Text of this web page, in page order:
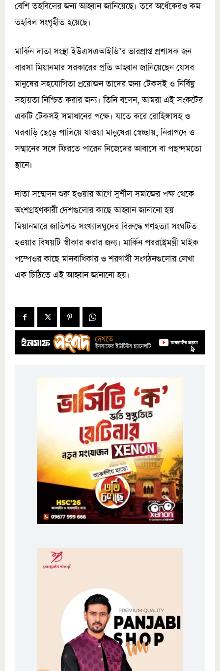
বেশি তহবিলের জন্য আহ্বান জানিয়েছে। তবে অর্ধেকেরও কম
তহবিল সংগৃহীত হয়েছে।
মার্কিন দাতা সংস্থা ইউএসএআইডি’র ভারপ্রাপ্ত প্রশাসক জন
বারসা মিয়ানমার সরকারের প্রতি আহ্বান জানিয়েছেন যেসব
মানুষের সহযোগিতা প্রয়োজন তাদের জন্য টেকসই ও নির্বিঘ্ন
সহায়তা নিশ্চিত করার জন্য। তিনি বলেন, আমরা এই সংকটের
একটি টেকসই সমাধানের পক্ষে। যাতে করে রোহিঙ্গাসহ ও
ঘরবাড়ি ছেড়ে পালিয়ে যাওয়া মানুষেরা স্বেচ্ছায়, নিরাপদে ও
সম্মানের সঙ্গে ফিরতে পারেন নিজেদের আবাসে বা পছন্দমতো
স্থানে।
দাতা সম্মেলন শুরু হওয়ার আগে সুশীল সমাজের পক্ষ থেকে
অংশগ্রহণকারী দেশগুলোর কাছে আহ্বান জানানো হয়
মিয়ানমারে জাতিগত সংখ্যালঘুদের বিরুদ্ধে গণহত্যা সংঘটিত
হওয়ার বিষয়টি স্বীকার করার জন্য। মার্কিন পররাষ্ট্রমন্ত্রী মাইক
পম্পেওর কাছে মানবাধিকার ও শরণার্থী সংগঠনগুলোর লেখা
এক চিঠিতে এই আহ্বান জানানো হয়।